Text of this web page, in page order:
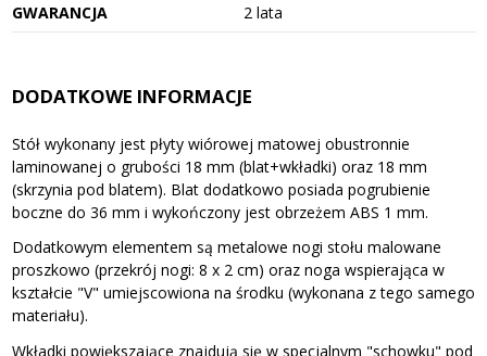
GWARANCJA
2 lata
DODATKOWE INFORMACJE
Stół wykonany jest płyty wiórowej matowej obustronnie
laminowanej o grubości 18 mm (blat+wkładki) oraz 18 mm
(skrzynia pod blatem). Blat dodatkowo posiada pogrubienie
boczne do 36 mm i wykończony jest obrzeżem ABS 1 mm.
Dodatkowym elementem są metalowe nogi stołu malowane
proszkowo (przekrój nogi: 8 x 2 cm) oraz noga wspierająca w
kształcie "V" umiejscowiona na środku (wykonana z tego samego
materiału).
Wkładki powiększające znajdują się w specjalnym "schowku" pod